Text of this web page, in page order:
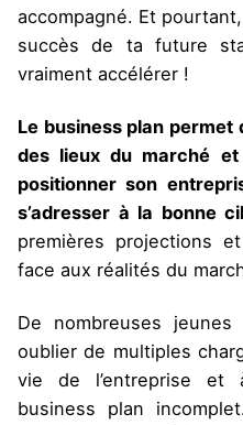
accompagné. Et
succès de ta future
vraiment accélérer !
Le business plan
des lieux du marché
positionner son
s’adresser à la bonne
premières projections
face aux réalités du
De nombreuses
oublier de multiples
vie de l’entreprise et
business plan